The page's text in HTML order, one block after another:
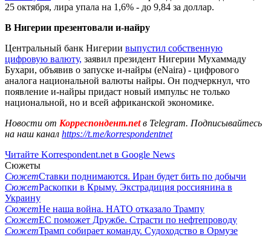
25 октября, лира упала на 1,6% - до 9,84 за доллар.
В Нигерии презентовали и-найру
Центральный банк Нигерии выпустил собственную
цифровую валюту, заявил президент Нигерии Мухаммаду
Бухари, объявив о запуске и-найры (eNaira) - цифрового
аналога национальной валюты найры. Он подчеркнул, что
появление и-найры придаст новый импульс не только
национальной, но и всей африканской экономике.
Новости от Корреспондент.netв Telegram. Подписывайтесь
на наш канал https://t.me/korrespondentnet
Читайте Korrespondent.net в Google News
Сюжеты
СюжетСтавки поднимаются. Иран будет бить по добычи
СюжетРаскопки в Крыму. Экстрадиция россиянина в
Украину
СюжетНе наша война. НАТО отказало Трампу
СюжетЕС поможет Дружбе. Страсти по нефтепроводу
СюжетТрамп собирает команду. Судоходство в Ормузе